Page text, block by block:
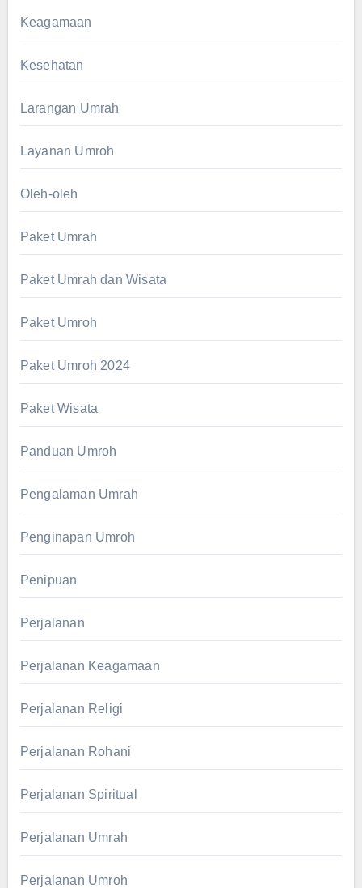
Keagamaan
Kesehatan
Larangan Umrah
Layanan Umroh
Oleh-oleh
Paket Umrah
Paket Umrah dan Wisata
Paket Umroh
Paket Umroh 2024
Paket Wisata
Panduan Umroh
Pengalaman Umrah
Penginapan Umroh
Penipuan
Perjalanan
Perjalanan Keagamaan
Perjalanan Religi
Perjalanan Rohani
Perjalanan Spiritual
Perjalanan Umrah
Perjalanan Umroh